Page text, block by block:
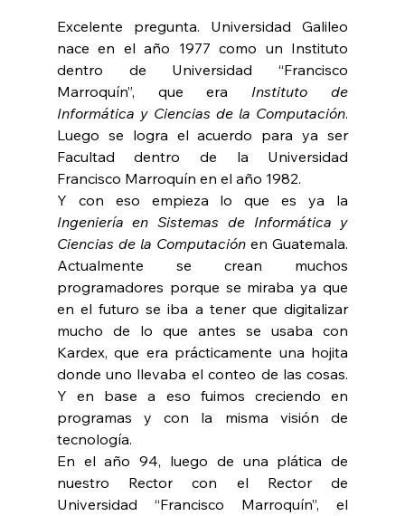
Excelente pregunta. Universidad Galileo
nace en el año 1977 como un Instituto
dentro de Universidad “Francisco
Marroquín”, que era Instituto de
Informática y Ciencias de la Computación.
Luego se logra el acuerdo para ya ser
Facultad dentro de la Universidad
Francisco Marroquín en el año 1982.
Ingeniería en Sistemas de Informática y
Ciencias de la Computación en Guatemala.
Actualmente se crean muchos
programadores porque se miraba ya que
en el futuro se iba a tener que digitalizar
mucho de lo que antes se usaba con
Kardex, que era prácticamente una hojita
donde uno llevaba el conteo de las cosas.
Y en base a eso fuimos creciendo en
programas y con la misma visión de
tecnología.
En el año 94, luego de una plática de
nuestro Rector con el Rector de
Universidad “Francisco Marroquín”, el